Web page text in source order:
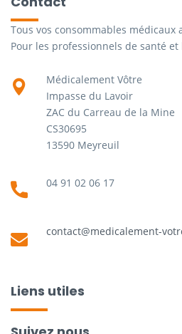
Tous vos consommables médicaux
Pour les professionnels de santé
Médicalement Vôtre
Impasse du Lavoir
ZAC du Carreau de la Mine
CS30695
13590 Meyreuil
04 91 02 06 17
contact@medicalement-
Liens utiles